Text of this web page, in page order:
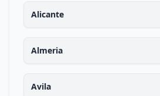
Alicante
Almeria
Avila